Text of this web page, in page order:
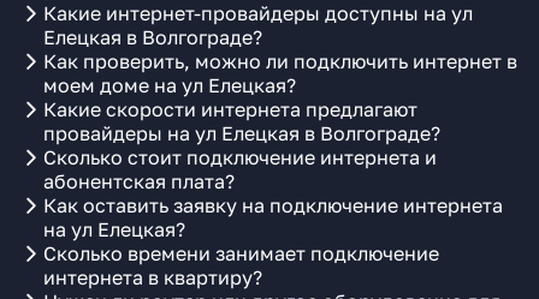
Какие интернет-провайдеры доступны на ул
Елецкая в Волгограде?
Как проверить, можно ли подключить интернет в
моем доме на ул Елецкая?
Какие скорости интернета предлагают
провайдеры на ул Елецкая в Волгограде?
Сколько стоит подключение интернета и
абонентская плата?
Как оставить заявку на подключение интернета
на ул Елецкая?
Сколько времени занимает подключение
интернета в квартиру?